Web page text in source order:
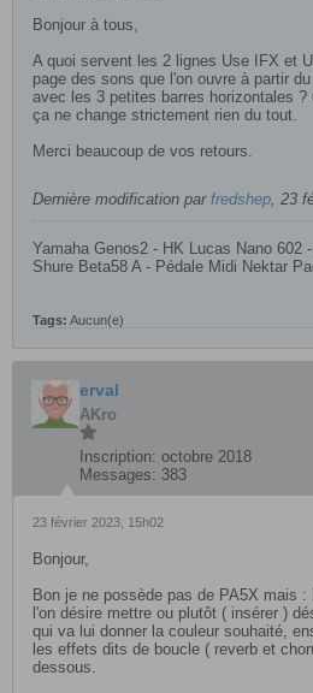
Bonjour à tous,
A quoi servent les 2 lignes Use IFX et
page des sons que l'on ouvre à partir
avec les 3 petites barres horizontales
ça ne change strictement rien du tout.
Merci beaucoup de vos retours.
Dernière modification par fredshep, 23
Yamaha Genos2 - HK Lucas Nano 602
Shure Beta58 A - Pédale Midi Nektar
Tags: Aucun(e)
erval
AKro
Inscription: octobre 2018
Messages: 383
23 février 2023, 15h02
Bonjour,
Bon je ne possède pas de PA5X mais
l'on désire mettre ou plutôt ( insérer )
qui va lui donner la couleur souhaité,
les effets dits de boucle ( reverb et
dessous.